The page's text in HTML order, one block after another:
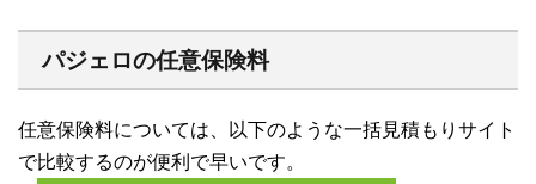
パジェロの任意保険料
任意保険料については、以下のような一括見積もりサイト
で比較するのが便利で早いです。